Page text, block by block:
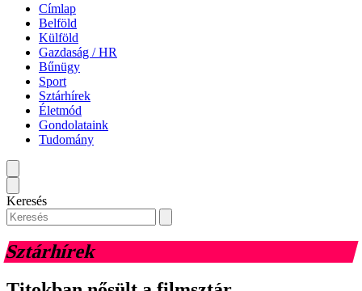
Címlap
Belföld
Külföld
Gazdaság / HR
Bűnügy
Sport
Sztárhírek
Életmód
Gondolataink
Tudomány
Keresés
Sztárhírek